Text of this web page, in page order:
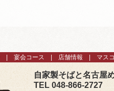
宴会コース 店舗情報 マス
自家製そばと名古屋
TEL 048-866-2727